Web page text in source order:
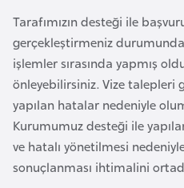
Tarafımızın desteği ile
gerçekleştirmeniz
işlemler sırasında yapmış
önleyebilirsiniz. Vize talepleri
yapılan hatalar nedeniyle
Kurumumuz desteği ile
ve hatalı yönetilmesi
sonuçlanması ihtimalini
g
a
r
i
s
t
a
n